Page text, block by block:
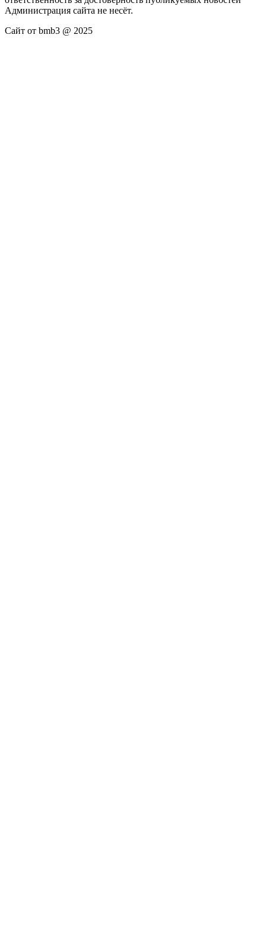
Администрация сайта не несёт.
Сайт от bmb3 @ 2025